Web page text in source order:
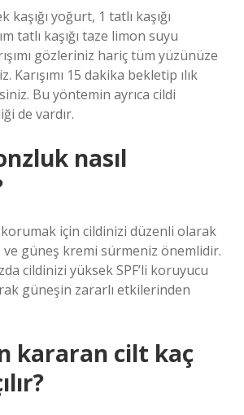
kaşığı yoğurt, 1 tatlı kaşığı
tatlı kaşığı taze limon suyu
gözleriniz hariç tüm yüzünüze
Karışımı 15 dakika bekletip ılık
Bu yöntemin ayrıca cildi
de vardır.
nasıl
için cildinizi düzenli olarak
güneş kremi sürmeniz önemlidir.
cildinizi yüksek SPF’li koruyucu
güneşin zararlı etkilerinden
kararan cilt kaç